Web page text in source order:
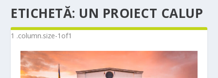
ETICHETĂ: UN PROIECT CALUP